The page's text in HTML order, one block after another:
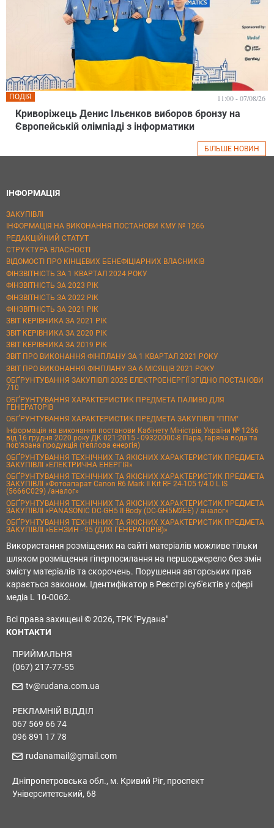
Криворіжець Денис Ільєнков виборов бронзу на
Європейській олімпіаді з інформатики
ПОДІЯ 11:00 - 07/08/26
БІЛЬШЕ НОВИН
ІНФОРМАЦІЯ
ЗАКУПІВЛІ
ІНФОРМАЦІЯ НА ВИКОНАННЯ ПОСТАНОВИ КМУ № 1266
РЕДАКЦІЙНИЙ СТАТУТ
СТРУКТУРА ВЛАСНОСТІ
ВІДОМОСТІ ПРО КІНЦЕВИХ БЕНЕФІЦІАРНИХ ВЛАСНИКІВ
ФІНЗВІТНІСТЬ ЗА 1 КВАРТАЛ 2024 РОКУ
ФІНЗВІТНІСТЬ ЗА 2023 РІК
ФІНЗВІТНІСТЬ ЗА 2022 РІК
ФІНЗВІТНІСТЬ ЗА 2021 РІК
ЗВІТ КЕРІВНИКА ЗА 2021 РІК
ЗВІТ КЕРІВНИКА ЗА 2020 РІК
ЗВІТ КЕРІВНИКА ЗА 2019 РІК
ЗВІТ ПРО ВИКОНАННЯ ФІНПЛАНУ ЗА 1 КВАРТАЛ 2021 РОКУ
ЗВІТ ПРО ВИКОНАННЯ ФІНПЛАНУ ЗА 6 МІСЯЦІВ 2021 РОКУ
ОБҐРУНТУВАННЯ ЗАКУПІВЛІ 2025 ЕЛЕКТРОЕНЕРГІЇ ЗГІДНО ПОСТАНОВИ
710
ОБҐРУНТУВАННЯ ХАРАКТЕРИСТИК ПРЕДМЕТА ПАЛИВО ДЛЯ
ГЕНЕРАТОРІВ
ОБҐРУНТУВАННЯ ХАРАКТЕРИСТИК ПРЕДМЕТА ЗАКУПІВЛІ "ППМ"
Інформація на виконання постанови Кабінету Міністрів України № 1266
від 16 грудня 2020 року ДК 021:2015 - 09320000-8 Пара, гаряча вода та
пов’язана продукція (теплова енергія)
ОБҐРУНТУВАННЯ ТЕХНІЧНИХ ТА ЯКІСНИХ ХАРАКТЕРИСТИК ПРЕДМЕТА
ЗАКУПІВЛІ «ЕЛЕКТРИЧНА ЕНЕРГІЯ»
ОБҐРУНТУВАННЯ ТЕХНІЧНИХ ТА ЯКІСНИХ ХАРАКТЕРИСТИК ПРЕДМЕТА
ЗАКУПІВЛІ «Фотоапарат Canon R6 Mark II Kit RF 24-105 f/4.0 L IS
(5666C029) /аналог»
ОБҐРУНТУВАННЯ ТЕХНІЧНИХ ТА ЯКІСНИХ ХАРАКТЕРИСТИК ПРЕДМЕТА
ЗАКУПІВЛІ «PANASONIC DC-GH5 II Body (DC-GH5M2EE) / аналог»
ОБҐРУНТУВАННЯ ТЕХНІЧНИХ ТА ЯКІСНИХ ХАРАКТЕРИСТИК ПРЕДМЕТА
ЗАКУПІВЛІ «БЕНЗИН - 95 (ДЛЯ ГЕНЕРАТОРІВ)»
Використання розміщених на сайті матеріалів можливе тільки
шляхом розміщення гіперпосилання на першоджерело без змін
змісту матеріалів та скорочень. Порушення авторських прав
карається законом. Ідентифікатор в Реєстрі суб'єктів у сфері
медіа L 10-0062.
Всі права захищені © 2026, ТРК "Рудана"
КОНТАКТИ
ПРИЙМАЛЬНЯ
(067) 217-77-55
tv@rudana.com.ua
РЕКЛАМНІЙ ВІДДІЛ
067 569 66 74
096 891 17 78
rudanamail@gmail.com
Дніпропетровська обл., м. Кривий Ріг, проспект
Університетський, 68